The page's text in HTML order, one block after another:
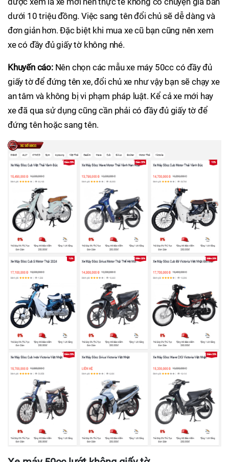
dưới 10 triệu đồng. Việc sang tên đổi chủ sẽ dễ dàng và
đơn giản hơn. Đặc biệt khi mua xe cũ bạn cũng nên xem
xe có đầy đủ giấy tờ không nhé.
Khuyến cáo:Nên chọn các mẫu xe máy 50cc có đầy đủ
giấy tờ để đứng tên xe, đổi chủ xe như vậy bạn sẽ chạy xe
an tâm và không bị vi phạm pháp luật. Kể cả xe mới hay
xe đã qua sử dụng cũng cần phải có đầy đủ giấy tờ để
đứng tên hoặc sang tên.